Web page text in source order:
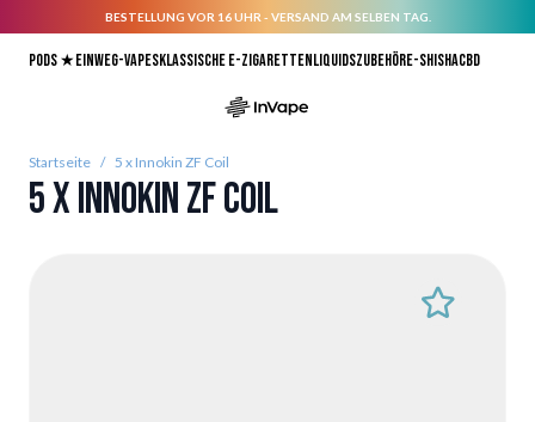
BESTELLUNG VOR 16 UHR - VERSAND AM SELBEN TAG.
Pods ★Einweg-VapesKlassische E-ZigarettenLiquidsZubehörE-ShishaCBD
Startseite / 5 x Innokin ZF Coil
5 x Innokin ZF Coil